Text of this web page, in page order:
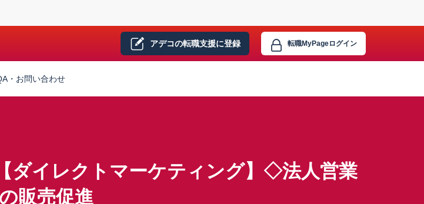
アデコの転職支援に登録 転職MyPageログイン
・お問い合わせ
ダイレクトマーケティング】◇法人営業
販売促進